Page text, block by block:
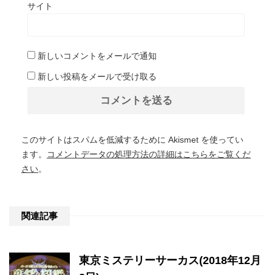
サイト
新しいコメントをメールで通知
新しい投稿をメールで受け取る
このサイトはスパムを低減するために Akismet を使ってい
ます。
コメントデータの処理方法の詳細はこちらをご覧くだ
さい。
関連記事
東京ミステリーサーカス(2018年12月